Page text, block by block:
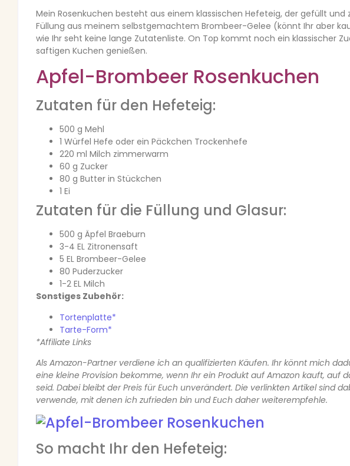
Mein Rosenkuchen besteht aus einem klassischen Hefeteig, der gefüllt und
Füllung aus meinem selbstgemachtem Brombeer-Gelee (könnt Ihr aber
wie Ihr seht keine lange Zutatenliste. On Top kommt noch ein klassischer
saftigen Kuchen genießen.
Apfel-Brombeer Rosenkuchen
Zutaten für den Hefeteig:
500 g Mehl
1 Würfel Hefe oder ein Päckchen Trockenhefe
220 ml Milch zimmerwarm
60 g Zucker
80 g Butter in Stückchen
1 Ei
Zutaten für die Füllung und Glasur:
500 g Äpfel Braeburn
3-4 EL Zitronensaft
5 EL Brombeer-Gelee
80 Puderzucker
1-2 EL Milch
Sonstiges Zubehör:
Tortenplatte*
Tarte-Form*
*Affiliate Links
Als Amazon-Partner verdiene ich an qualifizierten Käufen. Ihr könnt mich
eine kleine Provision bekomme, wenn Ihr ein Produkt auf Amazon kauft, auf
seid. Dabei bleibt der Preis für Euch unverändert. Die verlinkten Artikel sind
verwende, mit denen ich zufrieden bin und Euch daher weiterempfehle.
So macht Ihr den Hefeteig: